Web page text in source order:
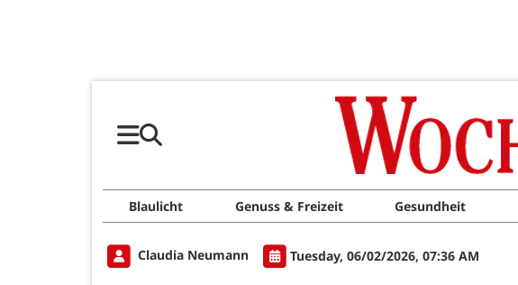
Blaulicht Genuss & Freizeit Gesundheit
Claudia Neumann Tuesday, 06/02/2026, 07:36 AM